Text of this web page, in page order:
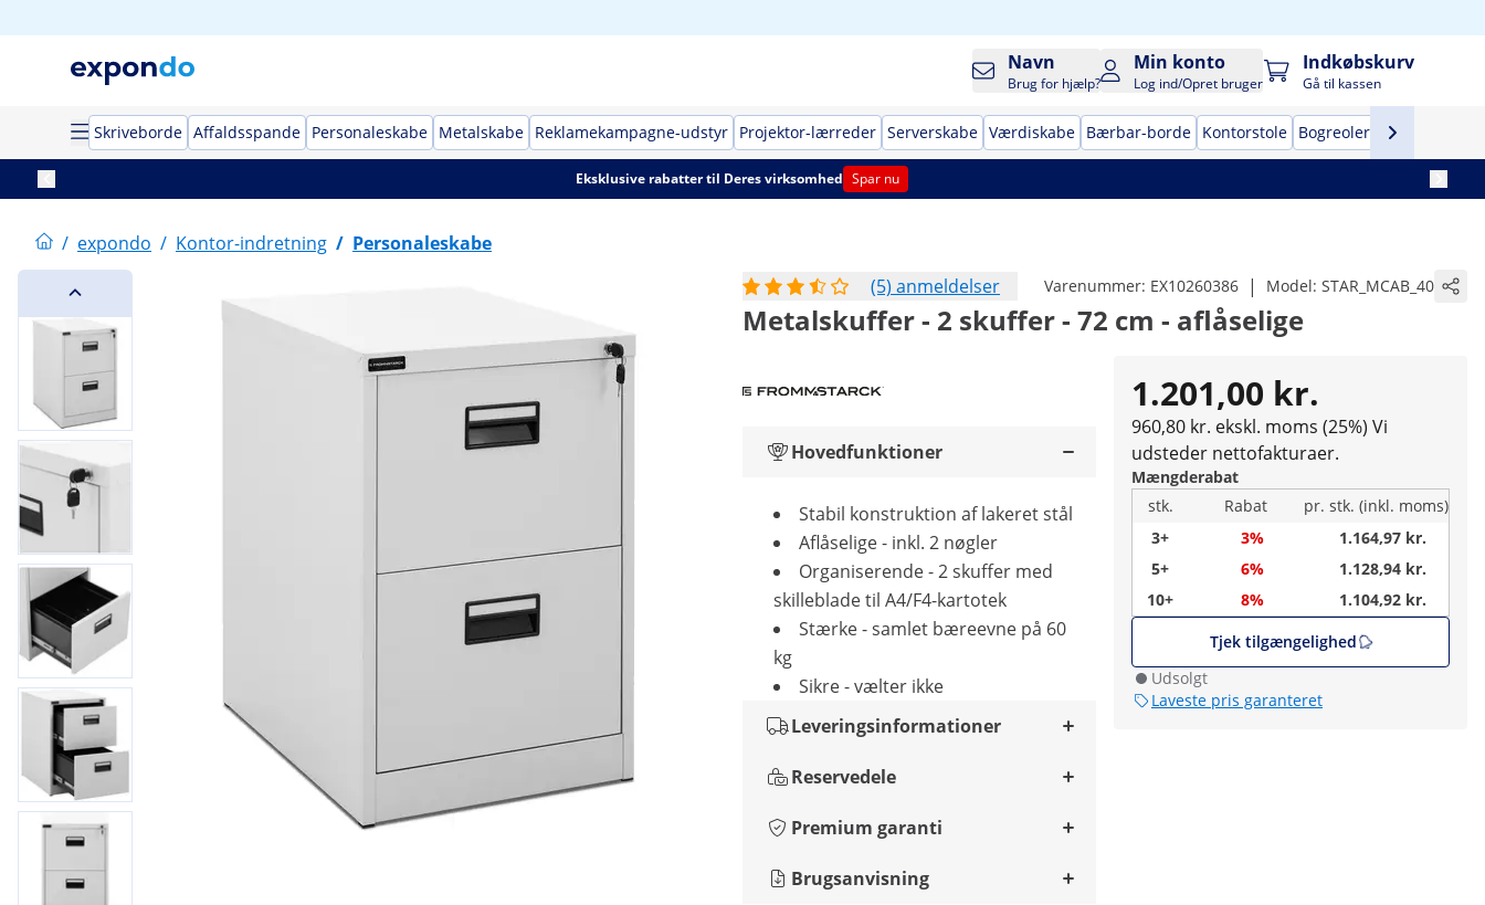
Navn
Brug for hjælp?
Min konto
Log ind/Opret bruger
Indkøbskurv
Gå til kassen
Skriveborde Affaldsspande Personaleskabe Metalskabe Reklamekampagne-udstyr Projektor-lærreder Serverskabe Værdiskabe Bærbar-borde Kontorstole Bogreoler Pengekasser
Eksklusive rabatter til Deres virksomhed Spar nu
/ expondo / Kontor-indretning / Personaleskabe
(5) anmeldelser
Varenummer: EX10260386 | Model: STAR_MCAB_40
Metalskuffer - 2 skuffer - 72 cm - aflåselige
1.201,00 kr.
960,80 kr. ekskl. moms (25%) Vi
udsteder nettofakturaer.
Mængderabat
stk.
Rabat
pr. stk. (inkl. moms)
3+
3%
1.164,97 kr.
5+
6%
1.128,94 kr.
10+
8%
1.104,92 kr.
Tjek tilgængelighed
Udsolgt
Laveste pris garanteret
Hovedfunktioner
Stabil konstruktion af lakeret stål
Aflåselige - inkl. 2 nøgler
Organiserende - 2 skuffer med
skilleblade til A4/F4-kartotek
Stærke - samlet bæreevne på 60
kg
Sikre - vælter ikke
Leveringsinformationer
Reservedele
Premium garanti
Brugsanvisning